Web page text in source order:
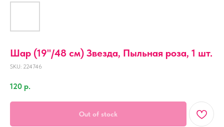
Шар (19''/48 см) Звезда, Пыльная роза, 1 шт.
SKU: 224746
120 р.
Out of stock